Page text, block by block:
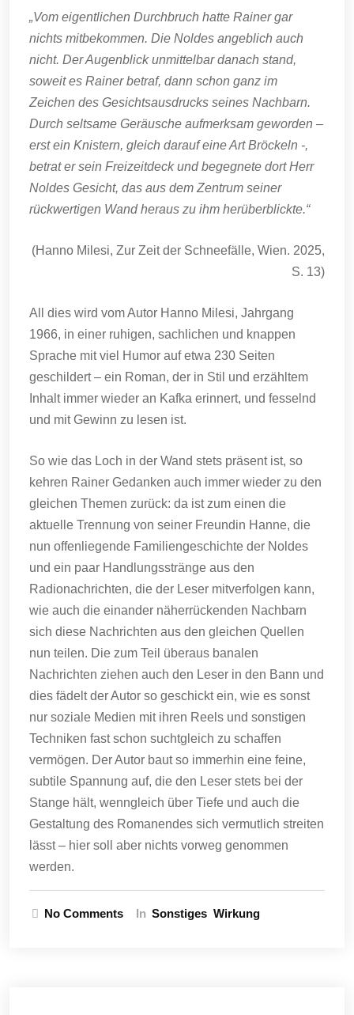
„Vom eigentlichen Durchbruch hatte Rainer gar
nichts mitbekommen. Die Noldes angeblich auch
nicht. Der Augenblick unmittelbar danach stand,
soweit es Rainer betraf, dann schon ganz im
Zeichen des Gesichtsausdrucks seines Nachbarn.
Durch seltsame Geräusche aufmerksam geworden –
erst ein Knistern, gleich darauf eine Art Bröckeln -,
betrat er sein Freizeitdeck und begegnete dort Herr
Noldes Gesicht, das aus dem Zentrum seiner
rückwertigen Wand heraus zu ihm herüberblickte.“
(Hanno Milesi, Zur Zeit der Schneefälle, Wien. 2025,
S. 13)
All dies wird vom Autor Hanno Milesi, Jahrgang
1966, in einer ruhigen, sachlichen und knappen
Sprache mit viel Humor auf etwa 230 Seiten
geschildert – ein Roman, der in Stil und erzähltem
Inhalt immer wieder an Kafka erinnert, und fesselnd
und mit Gewinn zu lesen ist.
So wie das Loch in der Wand stets präsent ist, so
kehren Rainer Gedanken auch immer wieder zu den
gleichen Themen zurück: da ist zum einen die
aktuelle Trennung von seiner Freundin Hanne, die
nun offenliegende Familiengeschichte der Noldes
und ein paar Handlungsstränge aus den
Radionachrichten, die der Leser mitverfolgen kann,
wie auch die einander näherrückenden Nachbarn
sich diese Nachrichten aus den gleichen Quellen
nun teilen. Die zum Teil überaus banalen
Nachrichten ziehen auch den Leser in den Bann und
dies fädelt der Autor so geschickt ein, wie es sonst
nur soziale Medien mit ihren Reels und sonstigen
Techniken fast schon suchtgleich zu schaffen
vermögen. Der Autor baut so immerhin eine feine,
subtile Spannung auf, die den Leser stets bei der
Stange hält, wenngleich über Tiefe und auch die
Gestaltung des Romanendes sich vermutlich streiten
lässt – hier soll aber nichts vorweg genommen
werden.
No Comments In Sonstiges Wirkung